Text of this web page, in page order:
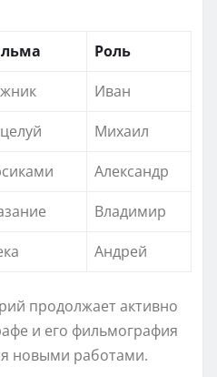
Роль
Иван
Михаил
Александр
Владимир
Андрей
продолжает активно
и его фильмография
новыми работами.